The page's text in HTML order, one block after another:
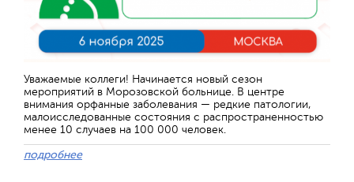
Уважаемые коллеги! Начинается новый сезон
мероприятий в Морозовской больнице. В центре
внимания орфанные заболевания — редкие патологии,
малоисследованные состояния с распространенностью
менее 10 случаев на 100 000 человек.
подробнее